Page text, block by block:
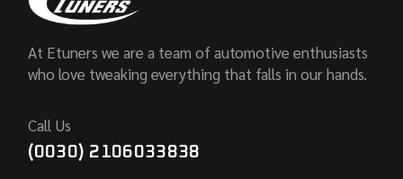
At Etuners we are a team of automotive enthusiasts
who love tweaking everything that falls in our hands.
Call Us
(0030) 2106033838